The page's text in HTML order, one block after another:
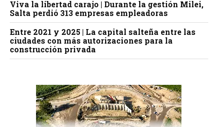
Viva la libertad carajo | Durante la gestión Milei,
Salta perdió 313 empresas empleadoras
Entre 2021 y 2025 | La capital salteña entre las
ciudades con más autorizaciones para la
construcción privada